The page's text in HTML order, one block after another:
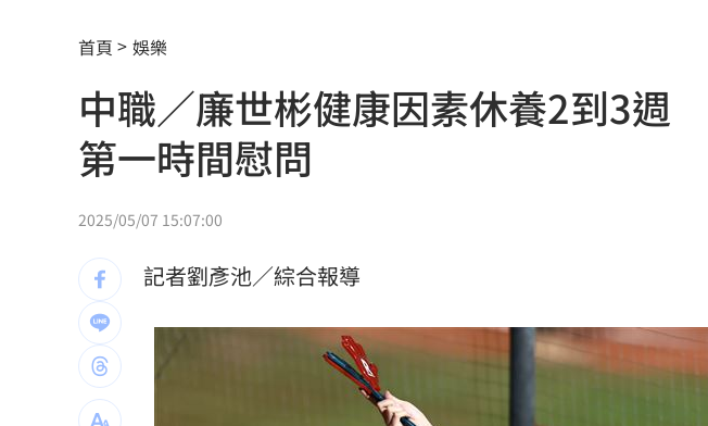
81歲婦家中堆滿紙箱 兒返家發現驚人真相
漢光42／實施炊爨演練 官兵便當菜色曝光 22:37
2刷《蜘蛛人》狂爆雷！4影迷氣炸當場開扁
下雨膝蓋腳踝就痛？醫授4招改善關節不適
新人注意！農曆七月能結婚嗎？
痛心文化預算遭刪！潘慧如力挺公視發聲了 22:32
遊艇二代泰慘死 兇嫌：在女友浴室撞見他
首頁 娛樂
中職／廉世彬健康因素休養2到3週
第一時間慰問
2025/05/07 15:07:00
記者劉彥池／綜合報導